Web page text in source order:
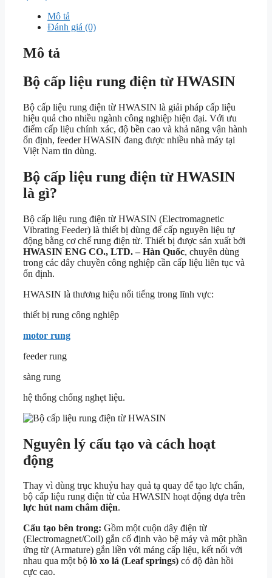
Mô tả
Đánh giá (0)
Mô tả
Bộ cấp liệu rung điện từ HWASIN
Bộ cấp liệu rung điện từ HWASIN là giải pháp cấp liệu
hiệu quả cho nhiều ngành công nghiệp hiện đại. Với ưu
điểm cấp liệu chính xác, độ bền cao và khả năng vận hành
ổn định, feeder HWASIN đang được nhiều nhà máy tại
Việt Nam tin dùng.
Bộ cấp liệu rung điện từ HWASIN
là gì?
Bộ cấp liệu rung điện từ HWASIN (Electromagnetic
Vibrating Feeder) là thiết bị dùng để cấp nguyên liệu tự
động bằng cơ chế rung điện từ. Thiết bị được sản xuất bởi
HWASIN ENG CO., LTD. – Hàn Quốc, chuyên dùng
trong các dây chuyền công nghiệp cần cấp liệu liên tục và
ổn định.
HWASIN là thương hiệu nổi tiếng trong lĩnh vực:
thiết bị rung công nghiệp
motor rung
feeder rung
sàng rung
hệ thống chống nghẹt liệu.
Nguyên lý cấu tạo và cách hoạt
động
Thay vì dùng trục khuỷu hay quả tạ quay để tạo lực chấn,
bộ cấp liệu rung điện từ của HWASIN hoạt động dựa trên
lực hút nam châm điện.
Cấu tạo bên trong: Gồm một cuộn dây điện từ
(Electromagnet/Coil) gắn cố định vào bệ máy và một phần
ứng từ (Armature) gắn liền với máng cấp liệu, kết nối với
nhau qua một bộ lò xo lá (Leaf springs) có độ đàn hồi
cực cao.